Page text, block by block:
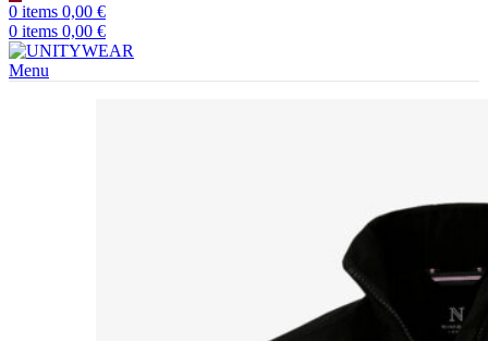
0 items 0,00 €
0 items 0,00 €
Menu